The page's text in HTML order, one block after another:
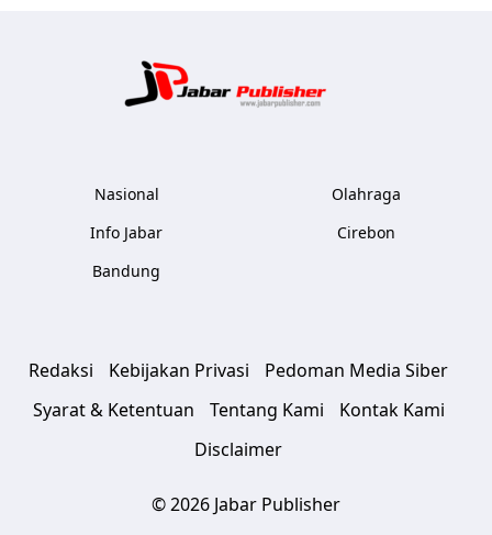
Nasional
Info Jabar
Bandung
Olahraga
Cirebon
Redaksi Kebijakan Privasi
Pedoman Media Siber
Syarat & Ketentuan
Tentang Kami
Kontak Kami
Disclaimer
© 2026 Jabar Publisher